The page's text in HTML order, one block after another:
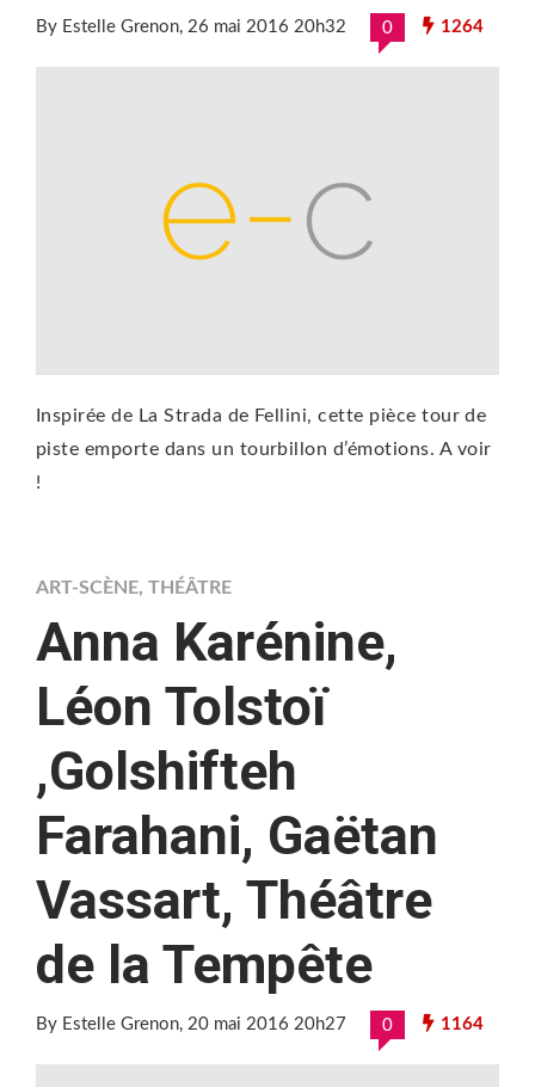
By Estelle Grenon, 26 mai 2016 20h32 0 1264
Inspirée de La Strada de Fellini, cette pièce tour de
piste emporte dans un tourbillon d’émotions. A voir
!
ART-SCÈNE, THÉÂTRE
Anna Karénine,
Léon Tolstoï
,Golshifteh
Farahani, Gaëtan
Vassart, Théâtre
de la Tempête
By Estelle Grenon, 20 mai 2016 20h27 0 1164